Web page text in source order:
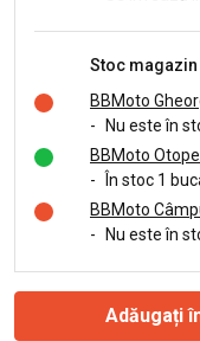
Stoc magazin
BBMoto
-
Nu este în
BBMoto
-
În stoc 1
BBMoto
-
Nu este în
Adăugați